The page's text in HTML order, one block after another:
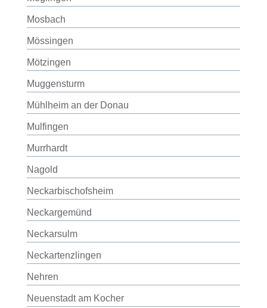
Mosbach
Mössingen
Mötzingen
Muggensturm
Mühlheim an der Donau
Mulfingen
Murrhardt
Nagold
Neckarbischofsheim
Neckargemünd
Neckarsulm
Neckartenzlingen
Nehren
Neuenstadt am Kocher